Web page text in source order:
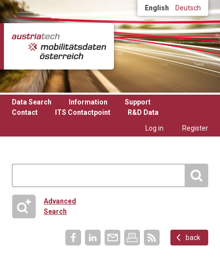
Skip to main content English Deutsch
Data Search Information
Support
Contact
ITS Contactpoint
R&D Data
Log in
Register
Advanced
Search
back